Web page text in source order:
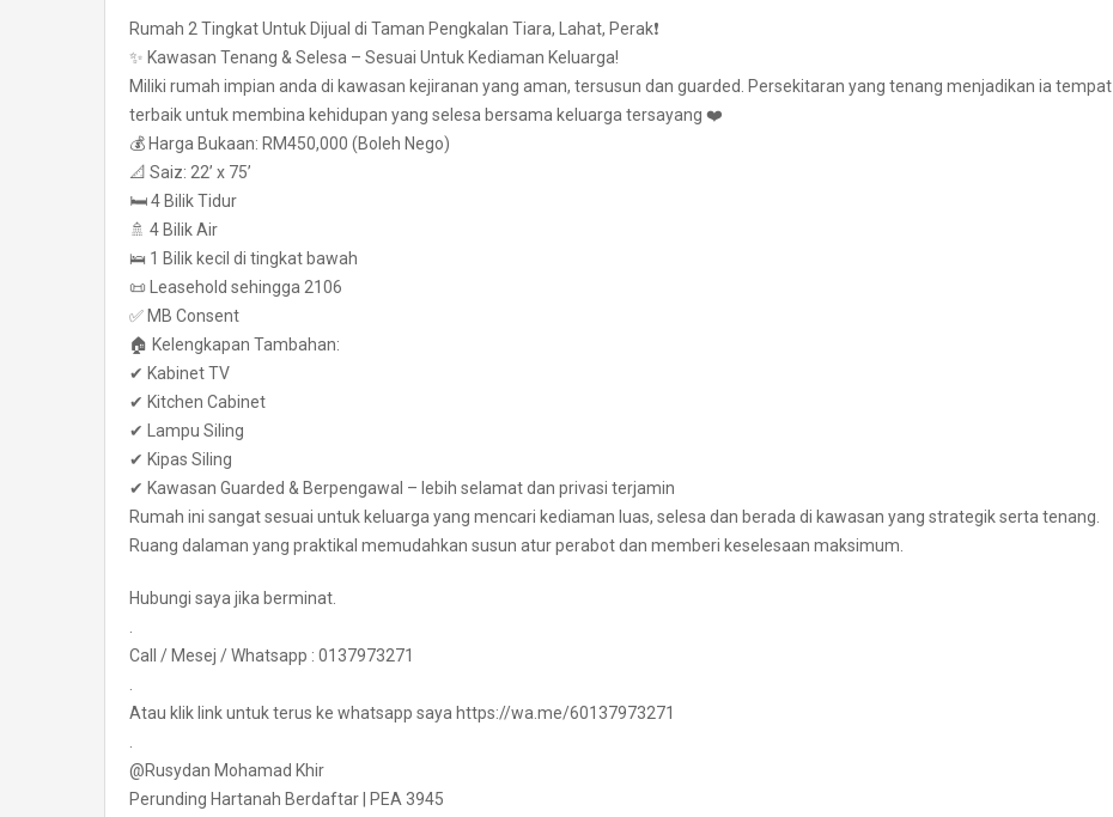
Rumah 2 Tingkat Untuk Dijual di Taman Pengkalan Tiara, Lahat, Perak❗
✨ Kawasan Tenang & Selesa – Sesuai Untuk Kediaman Keluarga!
Miliki rumah impian anda di kawasan kejiranan yang aman, tersusun dan guarded. Persekitaran yang tenang menjadikan ia tempat
terbaik untuk membina kehidupan yang selesa bersama keluarga tersayang ❤️
💰 Harga Bukaan: RM450,000 (Boleh Nego)
📐 Saiz: 22’ x 75’
🛏 4 Bilik Tidur
🚿 4 Bilik Air
🛌 1 Bilik kecil di tingkat bawah
📜 Leasehold sehingga 2106
✅ MB Consent
🏠 Kelengkapan Tambahan:
✔ Kabinet TV
✔ Kitchen Cabinet
✔ Lampu Siling
✔ Kipas Siling
✔ Kawasan Guarded & Berpengawal – lebih selamat dan privasi terjamin
Rumah ini sangat sesuai untuk keluarga yang mencari kediaman luas, selesa dan berada di kawasan yang strategik serta tenang.
Ruang dalaman yang praktikal memudahkan susun atur perabot dan memberi keselesaan maksimum.
Hubungi saya jika berminat.
Call / Mesej / Whatsapp : 0137973271
Atau klik link untuk terus ke whatsapp saya https://wa.me/60137973271
@Rusydan Mohamad Khir
Perunding Hartanah Berdaftar | PEA 3945